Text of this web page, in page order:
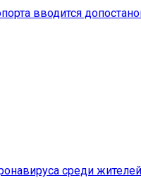
вводится
среди